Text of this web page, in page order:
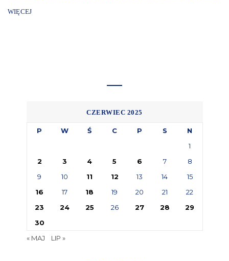
WIĘCEJ
CZERWIEC 2025
P W Ś C P S
N
1
2
3 4 5 6 7
8
9
10 11 12 13 14
15
16
17 18 19 20 21
22
23
24 25 26 27 28
29
30
« MAJ
LIP »